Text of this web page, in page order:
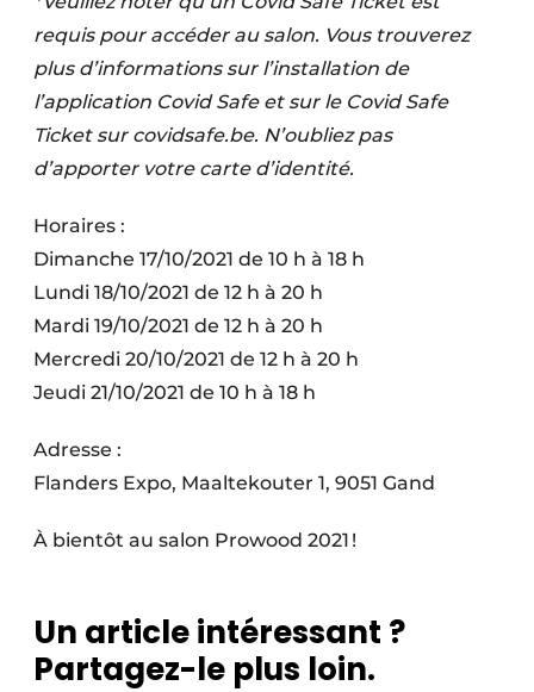
requis pour accéder au salon. Vous trouverez
plus d’informations sur l’installation de
l’application Covid Safe et sur le Covid Safe
Ticket sur covidsafe.be. N’oubliez pas
d’apporter votre carte d’identité.
Horaires :
Dimanche 17/10/2021 de 10 h à 18 h
Lundi 18/10/2021 de 12 h à 20 h
Mardi 19/10/2021 de 12 h à 20 h
Mercredi 20/10/2021 de 12 h à 20 h
Jeudi 21/10/2021 de 10 h à 18 h
Adresse :
Flanders Expo, Maaltekouter 1, 9051 Gand
À bientôt au salon Prowood 2021 !
Un article intéressant ?
Partagez-le plus loin.